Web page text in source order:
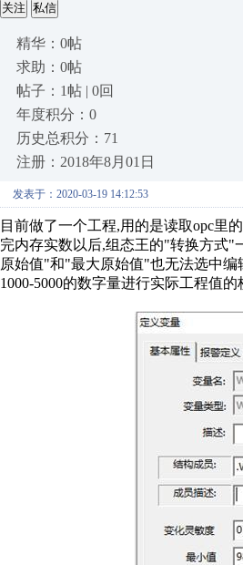
关注 私信
精华：0帖
求助：0帖
帖子：1帖 | 0回
年度积分：0
历史总积分：71
注册：2018年8月01日
发表于：2020-03-19 14:12:53
目前做了一个工程,用的是读取opc里
完内存实数以后,组态王的"转换方式
原始值"和"最大原始值"也无法选中编
1000-5000的数字量进行实际工程值